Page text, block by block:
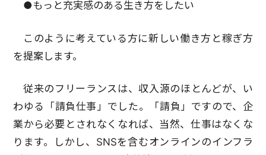
●もっと充実感のある生き方をしたい
このように考えている方に新しい働き方と稼ぎ方
を提案します。
従来のフリーランスは、収入源のほとんどが、い
わゆる「請負仕事」でした。「請負」ですので、企
業から必要とされなくなれば、当然、仕事はなくな
ります。しかし、SNSを含むオンラインのインフラ